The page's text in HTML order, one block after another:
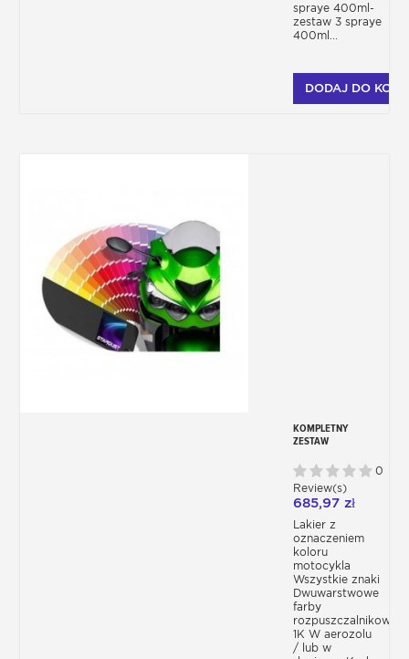
spraye 400ml-
zestaw 3 spraye
400ml...
DODAJ DO
KOMPLETNY
ZESTAW
KOLOR
PRODUCENTA
0
Review(s)
685,97 zł
Lakier z
oznaczeniem
koloru
motocykla
Wszystkie znaki
Dwuwarstwowe
farby
rozpuszczalnikowe
1K W aerozolu
/ lub w